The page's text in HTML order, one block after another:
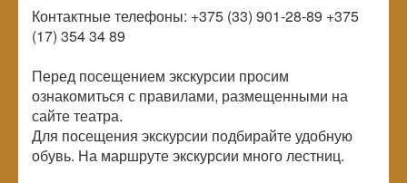
Контактные телефоны: +375 (33) 901-28-89 +375
(17) 354 34 89
Перед посещением экскурсии просим
ознакомиться с правилами, размещенными на
сайте театра.
Для посещения экскурсии подбирайте удобную
обувь. На маршруте экскурсии много лестниц.